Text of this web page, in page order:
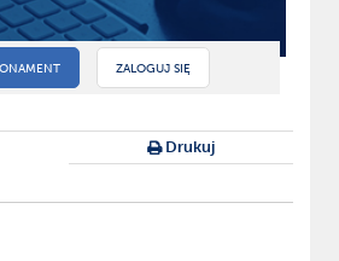
ZALOGUJ SIĘ
Drukuj